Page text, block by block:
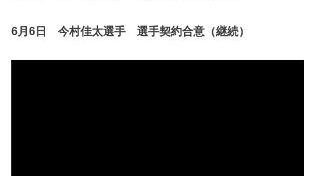
6月6日 今村佳太選手 選手契約合意（継続）